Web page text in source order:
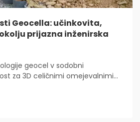
Geocella: učinkovita,
prijazna inženirska
geocel v sodobni
za 3D celičnimi omejevalnimi
utrditve tal. V bistvu gre za